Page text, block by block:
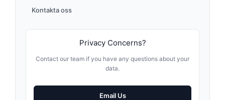
Kontakta oss
Privacy Concerns?
Contact our team if you have any questions about your
data.
Email Us